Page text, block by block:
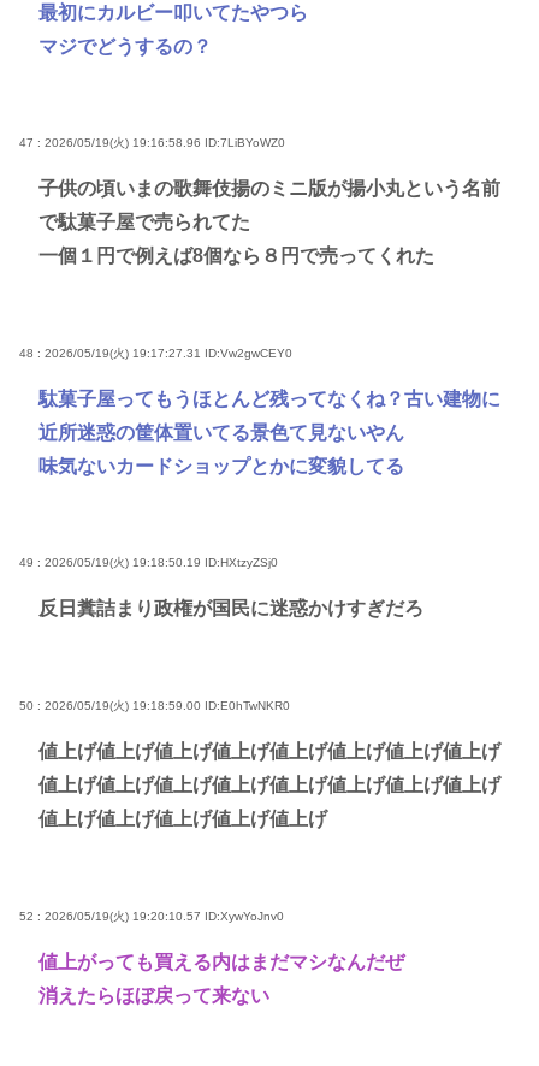
最初にカルビー叩いてたやつら
マジでどうするの？
47 : 2026/05/19(火) 19:16:58.96 ID:7LiBYoWZ0
子供の頃いまの歌舞伎揚のミニ版が揚小丸という名前
で駄菓子屋で売られてた
一個１円で例えば8個なら８円で売ってくれた
48 : 2026/05/19(火) 19:17:27.31 ID:Vw2gwCEY0
駄菓子屋ってもうほとんど残ってなくね？古い建物に
近所迷惑の筐体置いてる景色て見ないやん
味気ないカードショップとかに変貌してる
49 : 2026/05/19(火) 19:18:50.19 ID:HXtzyZSj0
反日糞詰まり政権が国民に迷惑かけすぎだろ
50 : 2026/05/19(火) 19:18:59.00 ID:E0hTwNKR0
値上げ値上げ値上げ値上げ値上げ値上げ値上げ値上げ
値上げ値上げ値上げ値上げ値上げ値上げ値上げ値上げ
値上げ値上げ値上げ値上げ値上げ
52 : 2026/05/19(火) 19:20:10.57 ID:XywYoJnv0
値上がっても買える内はまだマシなんだぜ
消えたらほぼ戻って来ない